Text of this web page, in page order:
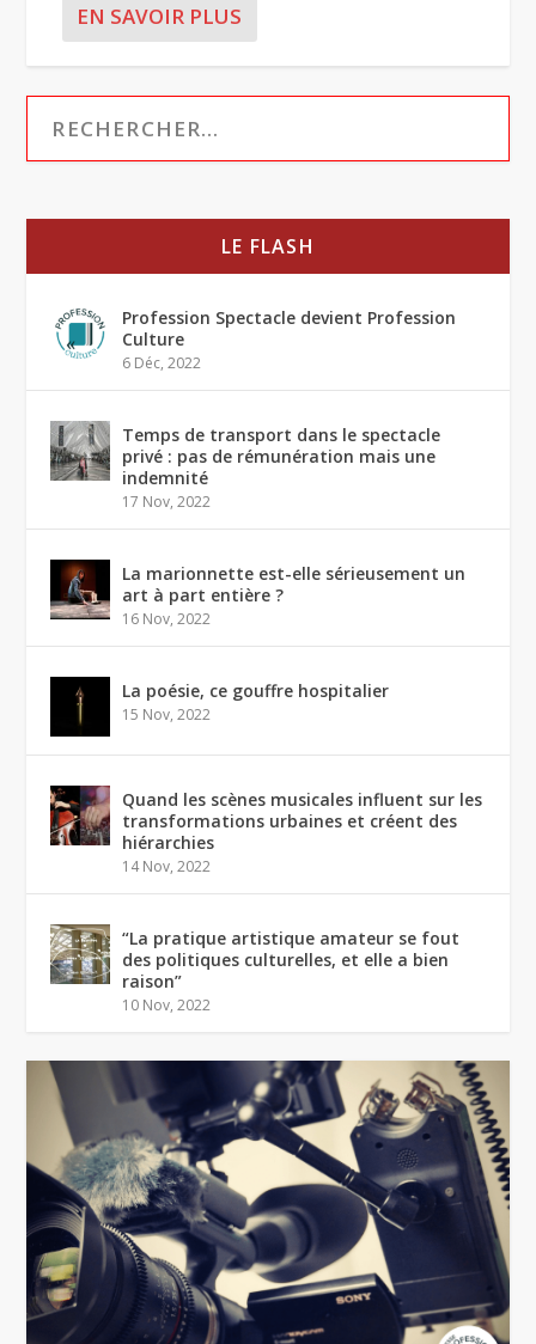
EN SAVOIR PLUS
LE FLASH
Profession Spectacle devient Profession
Culture
6 Déc, 2022
Temps de transport dans le spectacle
privé : pas de rémunération mais une
indemnité
17 Nov, 2022
La marionnette est-elle sérieusement un
art à part entière ?
16 Nov, 2022
La poésie, ce gouffre hospitalier
15 Nov, 2022
Quand les scènes musicales influent sur les
transformations urbaines et créent des
hiérarchies
14 Nov, 2022
“La pratique artistique amateur se fout
des politiques culturelles, et elle a bien
raison”
10 Nov, 2022